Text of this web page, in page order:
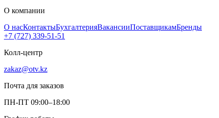
О компании
О насКонтактыБухгалтерияВакансииПоставщикамБренды
+7 (727) 339-51-51
Колл-центр
zakaz@otv.kz
Почта для заказов
ПН-ПТ 09:00–18:00